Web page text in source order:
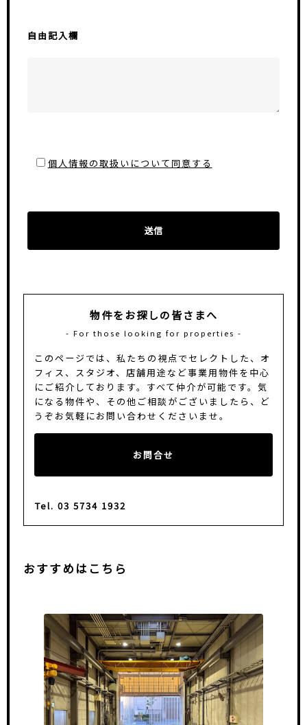
自由記入欄
個人情報の取扱いについて同意する
物件をお探しの皆さまへ
- For those looking for properties -
このページでは、私たちの視点でセレクトした、オ
フィス、スタジオ、店舗用途など事業用物件を中心
にご紹介しております。 すべて仲介が可能です。気
になる物件や、その他ご相談がございましたら、ど
うぞお気軽にお問い合わせくださいませ。
お問合せ
Tel. 03 5734 1932
おすすめはこちら